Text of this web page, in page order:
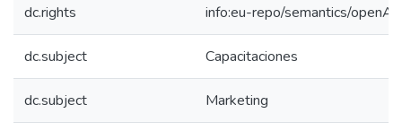
dc.rights info:eu-repo/semantics/
dc.subject Capacitaciones
dc.subject Marketing